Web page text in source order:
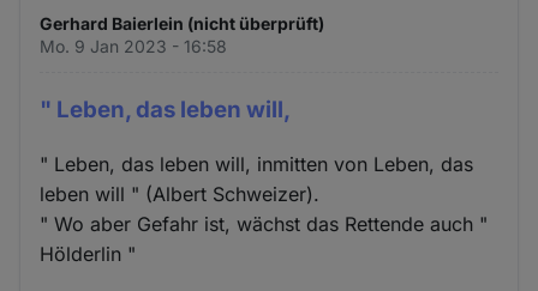
Gerhard Baierlein (nicht überprüft)
Mo. 9 Jan 2023 - 16:58
" Leben, das leben will,
" Leben, das leben will, inmitten von Leben, das
leben will " (Albert Schweizer).
" Wo aber Gefahr ist, wächst das Rettende auch "
Hölderlin "